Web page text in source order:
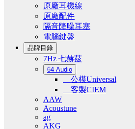
原廠耳機線
原廠配件
隔音降噪耳塞
電腦鍵盤
品牌目錄
7Hz 七赫茲
64 Audio
公模Universal
客製CIEM
AAW
Acoustune
ag
AKG